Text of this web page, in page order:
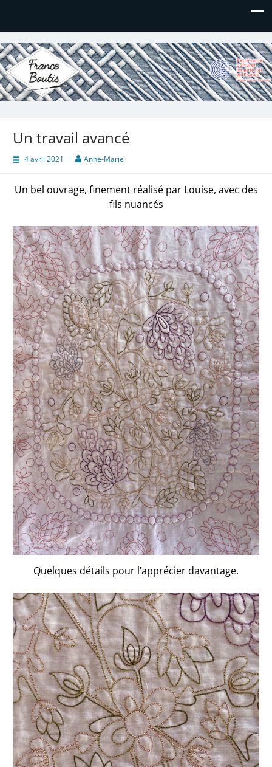
France Boutis
Le site de France Boutis
Un travail avancé
4 avril 2021 Anne-Marie
Un bel ouvrage, finement réalisé par Louise, avec des
fils nuancés
Quelques détails pour l’apprécier davantage.